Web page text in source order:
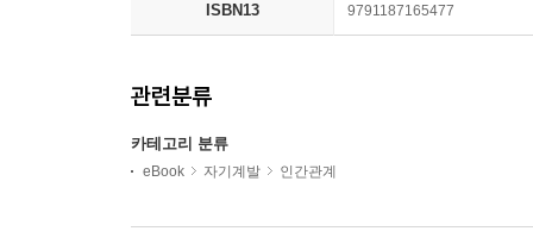
ISBN13 9791187165477
관련분류
카테고리 분류
eBook 자기계발 인간관계